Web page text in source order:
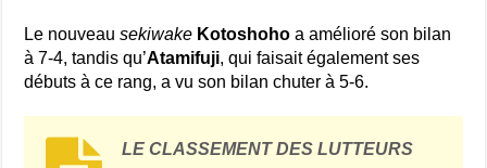
Le nouveausekiwake Kotoshoho a amélioré son bilan
à 7-4, tandis qu’Atamifuji, qui faisait également ses
débuts à ce rang, a vu son bilan chuter à 5-6.
LE CLASSEMENT DES LUTTEURS